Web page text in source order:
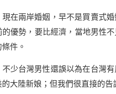
現在兩岸婚姻，早不是買賣式
的優勢，要比經濟，當地男性
件。
不少台灣男性還誤以為在台灣
大陸新娘；但我們很直接的告